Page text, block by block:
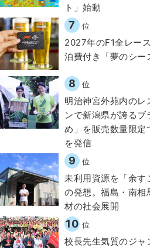
ト」始動
7 位
2027年のF1全レー
泊費付き「夢のシー
8 位
明治神宮外苑内の
ンで新潟県が誇るブ
め」を販売数量限定
を発信
9 位
未利用資源を「余す
の発想。福島・南相
材の社会展開​
10 位
校長先生気質のジ